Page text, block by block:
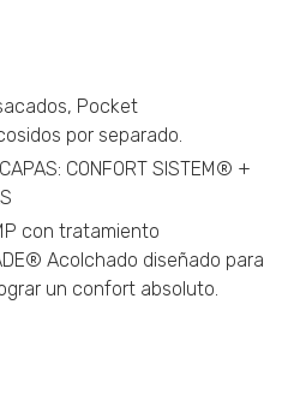
Pocket
por separado.
CONFORT SISTEM® +
con tratamiento
Acolchado diseñado para
un confort absoluto.